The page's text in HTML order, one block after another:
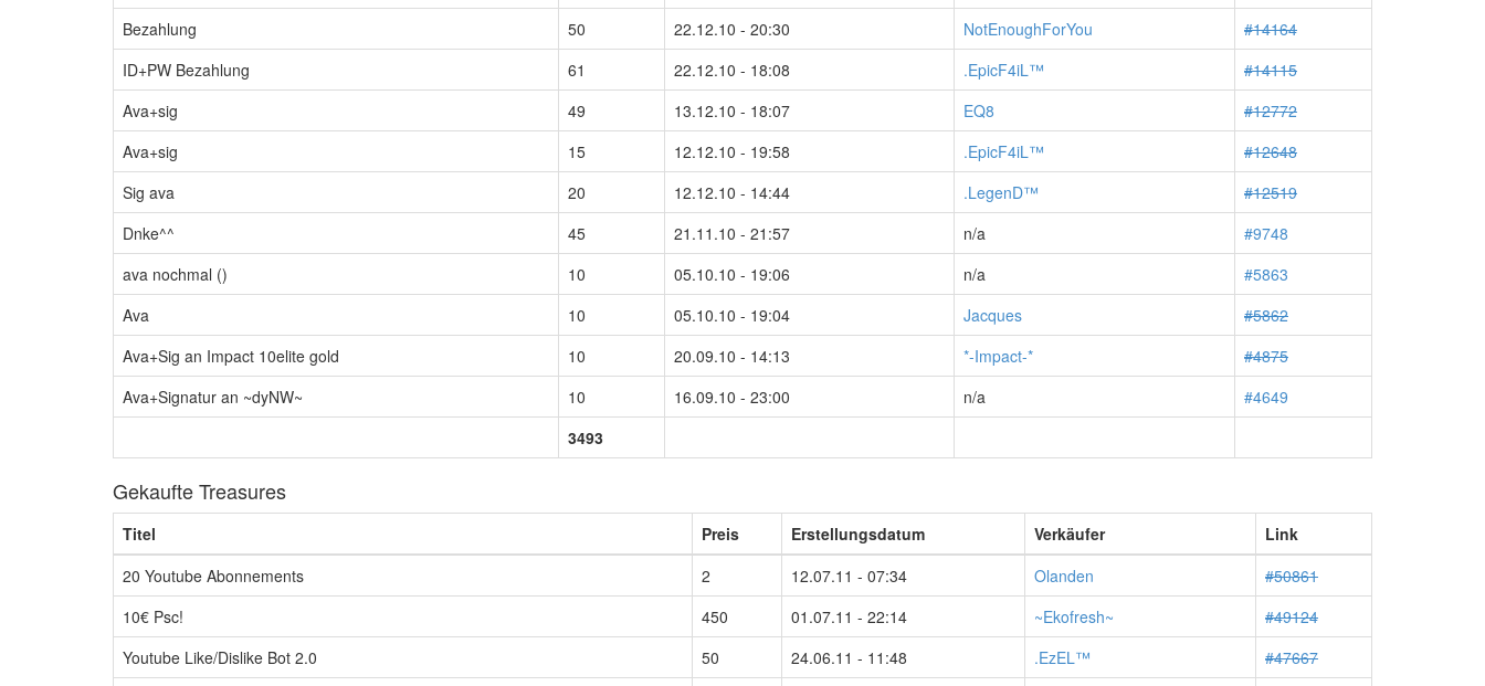
Bezahlung
50 22.12.10 - 20:30 NotEnoughForYou
#14164
ID+PW Bezahlung
61 22.12.10 - 18:08 .EpicF4iL™
#14115
Ava+sig
49 13.12.10 - 18:07 EQ8
#12772
Ava+sig
15 12.12.10 - 19:58 .EpicF4iL™
#12648
Sig ava
20 12.12.10 - 14:44 .LegenD™
#12519
Dnke^^
45 21.11.10 - 21:57 n/a
#9748
ava nochmal ()
10 05.10.10 - 19:06 n/a
#5863
Ava
10 05.10.10 - 19:04 Jacques
#5862
Ava+Sig an Impact 10elite gold
10 20.09.10 - 14:13 *-Impact-*
#4875
Ava+Signatur an ~dyNW~
10 16.09.10 - 23:00 n/a
#4649
3493
Gekaufte Treasures
Titel Preis Erstellungsdatum Verkäufer
Link
20 Youtube Abonnements
2 12.07.11 - 07:34 Olanden
#50861
10€ Psc!
450 01.07.11 - 22:14 ~Ekofresh~
#49124
Youtube Like/Dislike Bot 2.0
50 24.06.11 - 11:48 .EzEL™
#47667